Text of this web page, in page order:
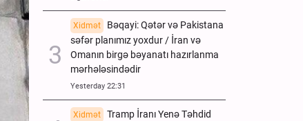
Xidmət
Bəqayi: Qətər və Pakistana
səfər planımız yoxdur / İran və
Omanın birgə bəyanatı hazırlanma
mərhələsindədir
Yesterday 22:31
Xidmət
Tramp İranı Yenə Təhdid